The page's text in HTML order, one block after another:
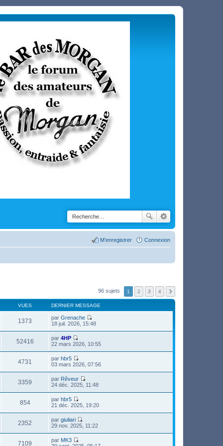
Connexion
M’enregistrer
96 sujets 1 2 3 4
VUES DERNIER MESSAGE
1373 par Grenache
V
l
e
e
e
r
e
s
a
18 juil. 2026, 15:48
52416 par 4HP
V
l
e
d
e
i
e
r
m
e
s
a
22 mars 2026, 10:55
4731 par hbr5
V
l
e
e
n
i
e
r
03 mars 2026, 07:56
3359 par Rêveur
V
l
e
e
24 déc. 2025, 11:48
854 par hbr5
V
i
r
l
e
21 déc. 2025, 19:20
2352 par giuliari
V
o
29 nov. 2025, 11:22
7109 par MK3
V